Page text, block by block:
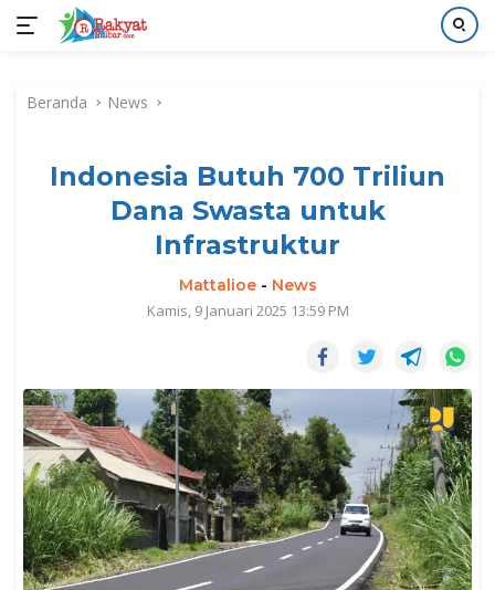
kontenBeranda News
Indonesia Butuh 700 Triliun
Dana Swasta untuk
Infrastruktur
Mattalioe- News
Kamis, 9 Januari 2025 13:59 PM